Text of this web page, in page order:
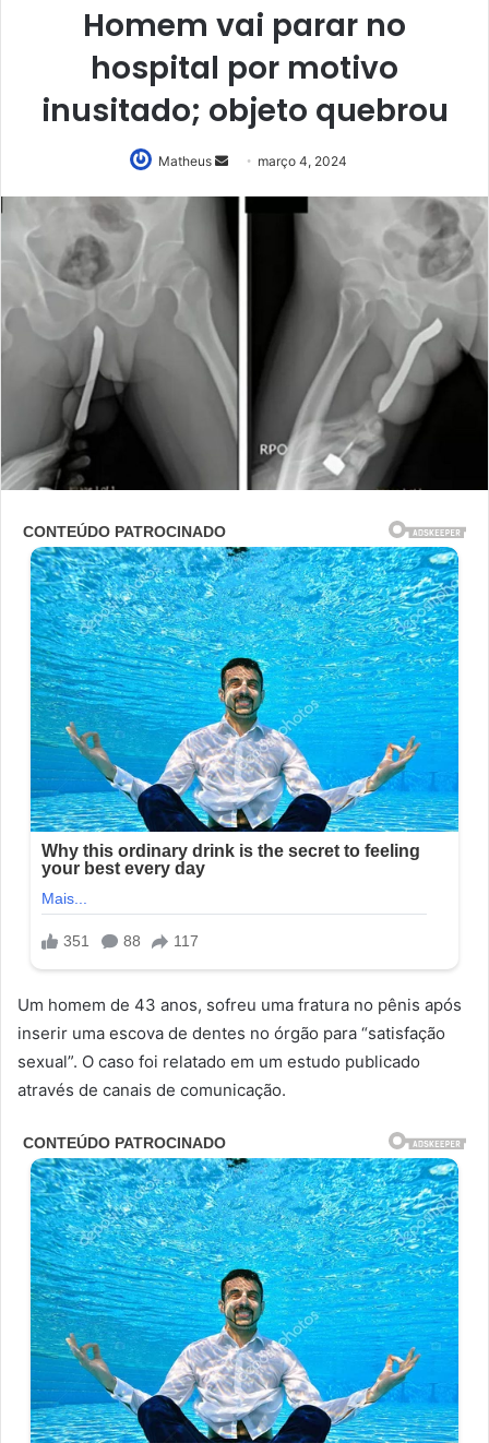
Homem vai parar no
hospital por motivo
inusitado; objeto quebrou
Matheus
Mandemarço 4, 2024
Um homem de 43 anos, sofreu uma fratura no pênis após
inserir uma escova de dentes no órgão para “satisfação
sexual”. O caso foi relatado em um estudo publicado
através de canais de comunicação.